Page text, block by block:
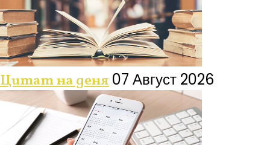
Цитат на деня07 Август 2026